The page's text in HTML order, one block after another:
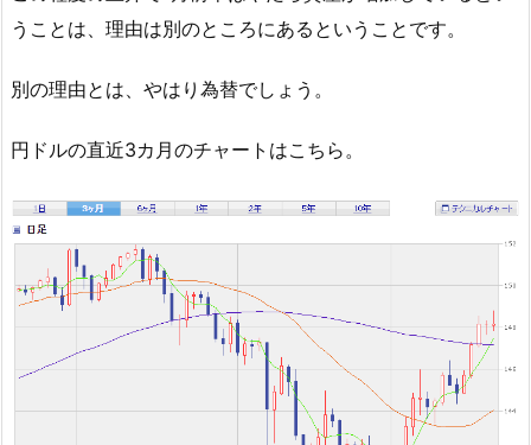
うことは、理由は別のところにあるということです。
別の理由とは、やはり為替でしょう。
円ドルの直近3カ月のチャートはこちら。